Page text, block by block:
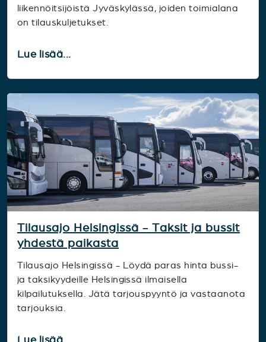
liikennöitsijöistä Jyväskylässä, joiden toimialana
on tilauskuljetukset.
Lue lisää...
Tilausajo Helsingissä - Taksit ja bussit
yhdestä paikasta
Tilausajo Helsingissä - Löydä paras hinta bussi-
ja taksikyydeille Helsingissä ilmaisella
kilpailutuksella. Jätä tarjouspyyntö ja vastaanota
tarjouksia.
Lue lisää...